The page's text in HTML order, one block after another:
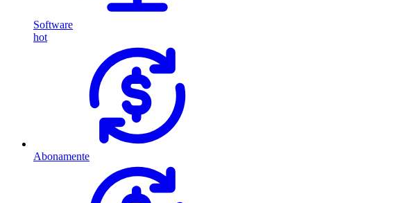
Software
hot
Abonamente